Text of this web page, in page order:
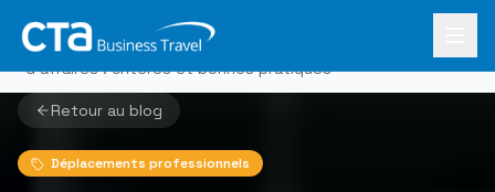
Accueil›Le Mag
Comment choisir les services d'une agence de voyages
d'affaires : critères et bonnes pratiques
Retour au blog
Déplacements professionnels